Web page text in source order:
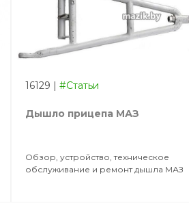
16129 | #Статьи
Дышло прицепа МАЗ
Обзор, устройство, техническое
обслуживание и ремонт дышла МАЗ